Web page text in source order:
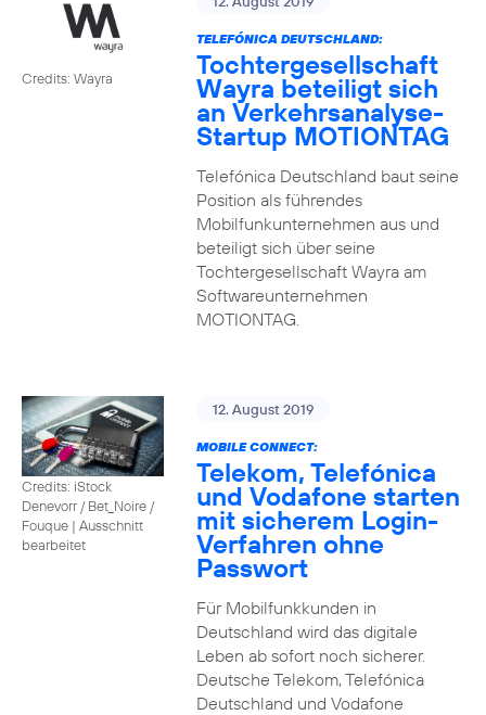
Credits: Wayra
TELEFÓNICA DEUTSCHLAND:
Tochtergesellschaft
Wayra beteiligt sich
an Verkehrsanalyse-
Startup MOTIONTAG
Telefónica Deutschland baut seine
Position als führendes
Mobilfunkunternehmen aus und
beteiligt sich über seine
Tochtergesellschaft Wayra am
Softwareunternehmen
MOTIONTAG.
Credits: iStock
Denevorr / Bet_Noire /
Fouque | Ausschnitt
bearbeitet
12. August 2019
MOBILE CONNECT:
Telekom, Telefónica
und Vodafone starten
mit sicherem Login-
Verfahren ohne
Passwort
Für Mobilfunkkunden in
Deutschland wird das digitale
Leben ab sofort noch sicherer.
Deutsche Telekom, Telefónica
Deutschland und Vodafone